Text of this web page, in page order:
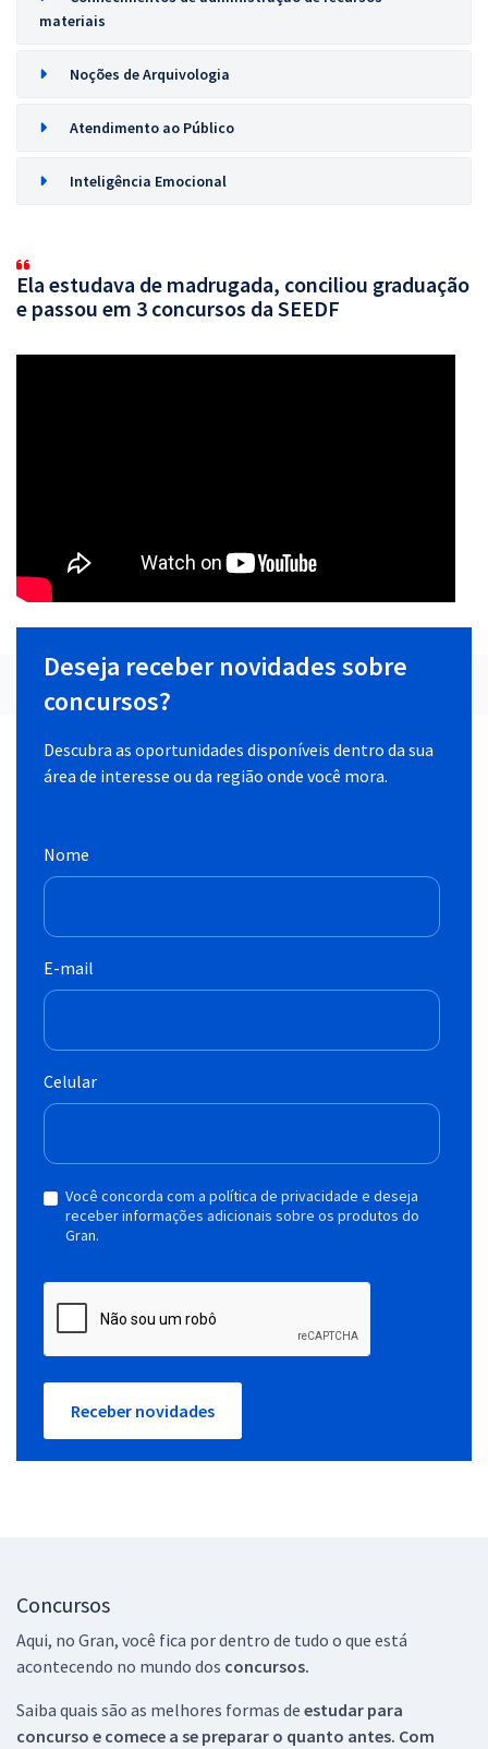
materiais
Noções de Arquivologia
Atendimento ao Público
Inteligência Emocional
Ela estudava de madrugada, conciliou graduação
e passou em 3 concursos da SEEDF
Deseja receber novidades sobre
concursos?
Descubra as oportunidades disponíveis dentro da sua
área de interesse ou da região onde você mora.
Nome
E-mail
Celular
Você concorda com a política de privacidade e deseja
receber informações adicionais sobre os produtos do
Gran.
Receber novidades
Concursos
Aqui, no Gran, você fica por dentro de tudo o que está
acontecendo no mundo dos concursos.
Saiba quais são as melhores formas de estudar para
concurso e comece a se preparar o quanto antes. Com